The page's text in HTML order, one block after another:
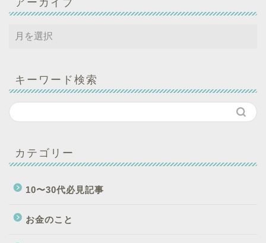
キーワード検索
カテゴリー
10〜30代必見記事
お金のこと